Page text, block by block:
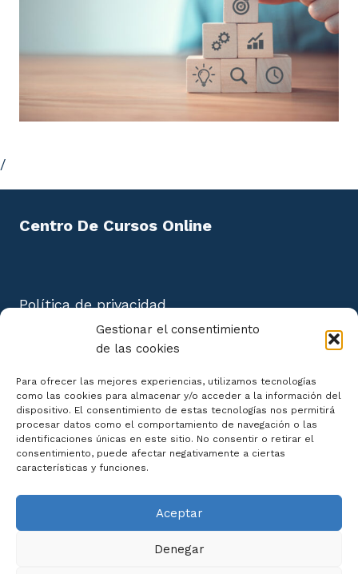
Gestionar el consentimiento
de las cookies
Para ofrecer las mejores experiencias, utilizamos tecnologías
como las cookies para almacenar y/o acceder a la información del
dispositivo. El consentimiento de estas tecnologías nos permitirá
procesar datos como el comportamiento de navegación o las
identificaciones únicas en este sitio. No consentir o retirar el
consentimiento, puede afectar negativamente a ciertas
características y funciones.
Aceptar
Denegar
/
Centro De Cursos Online
Política de privacidad
Aviso Legal
Política de cookies
Declaración de Accesibilidad